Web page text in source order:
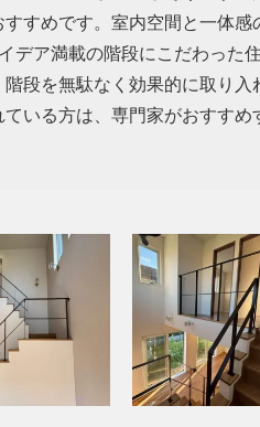
すめです。室内空間と一体
デア満載の階段にこだわった
段を無駄なく効果的に取り
いる方は、専門家がおすす